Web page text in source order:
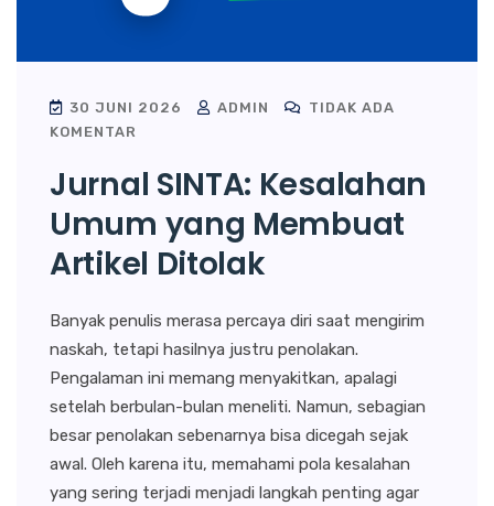
30 JUNI 2026 ADMIN
TIDAK ADA
KOMENTAR
Jurnal SINTA: Kesalahan
Umum yang Membuat
Artikel Ditolak
Banyak penulis merasa percaya diri saat mengirim
naskah, tetapi hasilnya justru penolakan.
Pengalaman ini memang menyakitkan, apalagi
setelah berbulan-bulan meneliti. Namun, sebagian
besar penolakan sebenarnya bisa dicegah sejak
awal. Oleh karena itu, memahami pola kesalahan
yang sering terjadi menjadi langkah penting agar